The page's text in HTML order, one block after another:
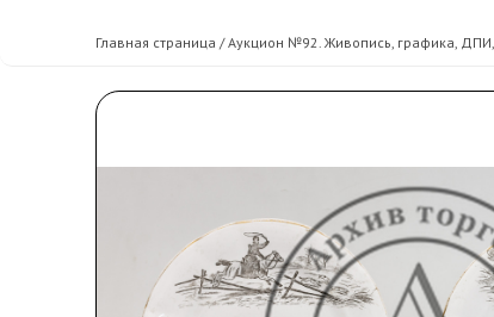
Главная страница /Аукцион №92. Живопись, графика, ДПИ,